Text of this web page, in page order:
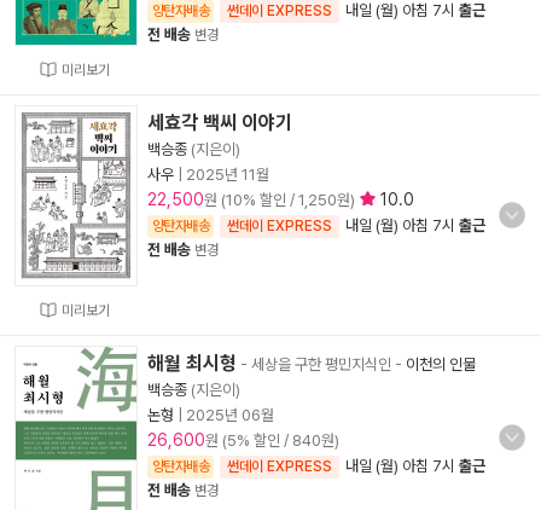
미리보기
양탄자배송 썬데이 EXPRESS 내일 (월) 아침 7시 출근
전 배송 변경
미리보기
세효각 백씨 이야기
백승종 (지은이)
사우
2025년 11월
22,500원 (10% 할인 / 1,250원) 10.0
양탄자배송 썬데이 EXPRESS 내일 (월) 아침 7시 출근
전 배송 변경
해월 최시형 - 세상을 구한 평민지식인 - 이천의 인물
백승종 (지은이)
논형
2025년 06월
26,600원 (5% 할인 / 840원)
양탄자배송 썬데이 EXPRESS 내일 (월) 아침 7시 출근
전 배송 변경